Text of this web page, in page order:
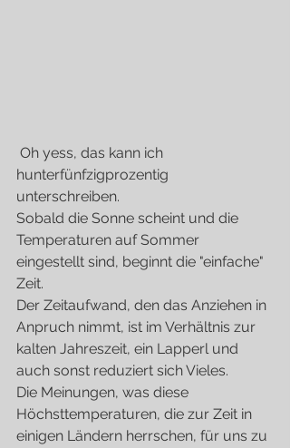
hunterfünfzigprozentig
unterschreiben.
Sobald die Sonne scheint und die
Temperaturen auf Sommer
eingestellt sind, beginnt die "einfache"
Zeit.
Der Zeitaufwand, den das Anziehen in
Anpruch nimmt, ist im Verhältnis zur
kalten Jahreszeit, ein Lapperl und
auch sonst reduziert sich Vieles.
Die Meinungen, was diese
Höchsttemperaturen, die zur Zeit in
einigen Ländern herrschen, für uns zu